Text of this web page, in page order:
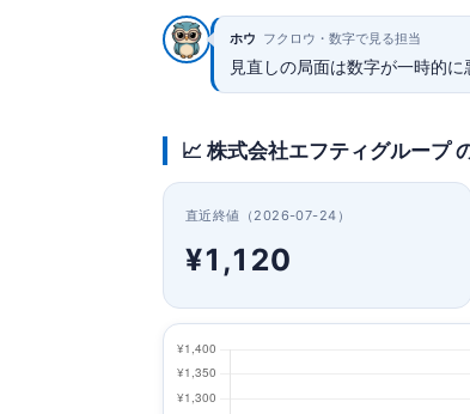
ホウ フクロウ・数字で見る担当
見直しの局面は数字が一時的に
📈 株式会社エフティグループ
直近終値（2026-07-24）
¥1,120